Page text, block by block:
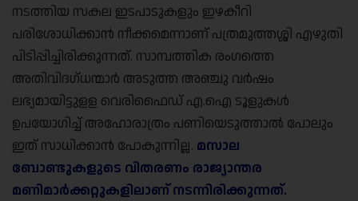
നടത്തിയ സകല ഇടപാടുകളും ഇഴകീറി
പരിശോധിക്കാൻ നീക്കമെന്നാണ് പത്രമുത്തശ്ശി എഴുതി
പിടിപ്പിച്ചിരിക്കുന്നത്. സാമ്പത്തിക രംഗത്തെ
അതിവിദഗ്ധന്മാർ അടുത്ത അഞ്ചു വർഷം
ലഭ്യമായിട്ടുളള വെരിഫൈഡ് എ.ഐ ടൂളുകൾ
ഉപയോഗിച്ച് അഹോരാത്രം പണിയെടുത്താൽ പോലും
ഇത് സാധിക്കാൻ പോകുന്നില്ല. മസാല
ബോണ്ടുകളുടെ വിതരണം രാജ്യാന്തര
മണിമാർക്കറ്റുകളിലാണ് നടന്നിരിക്കുന്നത്.